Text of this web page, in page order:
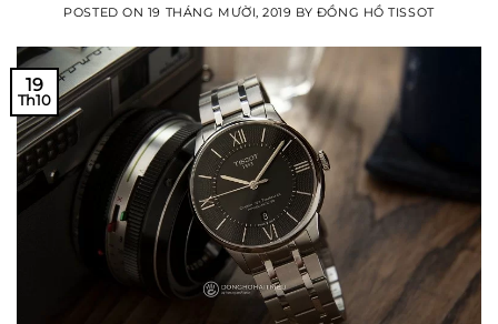
POSTED ON 19 THÁNG MƯỜI, 2019 BY ĐỒNG HỒ TISSOT
19
Th10